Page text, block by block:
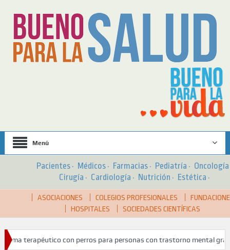
Menú
Pacientes · Médicos · Farmacias · Pediatría ·
Cirugía · Cardiología · Nutrición · Estética ·
ASOCIACIONES COLEGIOS PROFESIONALES
HOSPITALES
SOCIEDADES CIENTÍFICAS
terapéutico con perros para personas con trastorno mental grave